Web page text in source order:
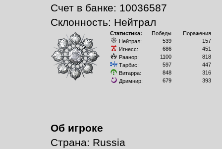
Счет в банке: 10036587
Склонность: Нейтрал
Статистика: Победы
Поражения
Нейтрал:
539
157
Игнесс:
686
451
Раанор:
1100
818
Тарбис:
597
447
Витарра:
848
316
Дримнир:
679 393
Об игроке
Страна: Russia